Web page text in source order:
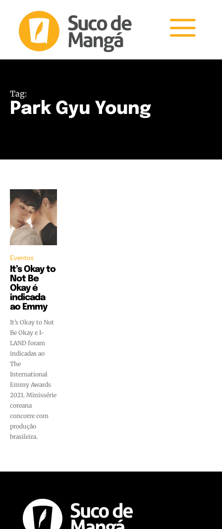
Tag:
Park Gyu Young
Eventos
It’s Okay to
Not Be
Okay é
indicada
ao Emmy
It’s Okay to Not
Be Okay e I-
LAND foram
indicadas ao
The
International
Emmy Awards
2021. Minissérie
coreana
concorre com
produção
brasileira.